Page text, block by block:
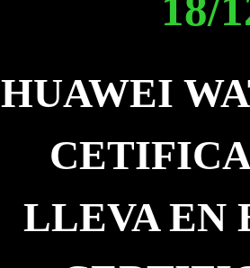
HUAWEI
LLEVA EN